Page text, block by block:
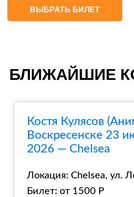
ВЫБРАТЬ БИЛЕТ
БЛИЖАЙШИЕ
Костя Кулясов
Воскресенске 23
2026 — Chelsea
Локация: Chelsea, ул.
Билет: от 1500 Р